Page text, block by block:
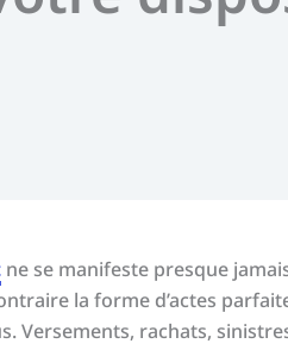
ne se manifeste presque
la forme d’actes
Versements, rachats,